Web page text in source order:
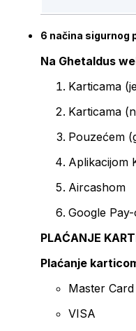
6 načina sigurnog
Na Ghetaldus
Karticama
Karticama
Pouzećem
Aplikacijom
Aircashom
Google
PLAĆANJE
Plaćanje
Master Card
VISA